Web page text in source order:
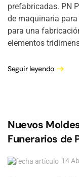
prefabricadas. PN
de maquinaria
para una
elementos
Seguir leyendo
Nuevos
Funerarios de
14